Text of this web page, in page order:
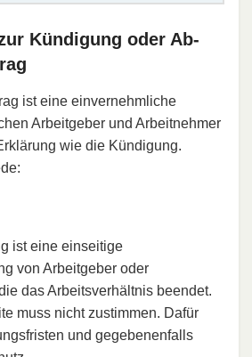
Kündi­gung oder Ab­
ist eine einvernehmliche
Arbeitgeber und Arbeitnehmer
wie die Kündigung.
ist eine einseitige
von Arbeitgeber oder
das Arbeitsverhältnis beendet.
muss nicht zustimmen. Dafür
und gegebenenfalls